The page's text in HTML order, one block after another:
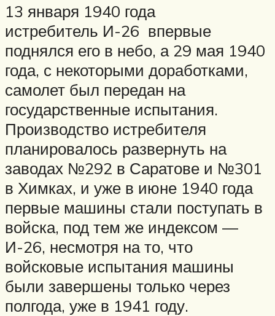
13 января 1940 года
истребитель И-26 впервые
поднялся его в небо, а 29 мая 1940
года, с некоторыми доработками,
самолет был передан на
государственные испытания.
Производство истребителя
планировалось развернуть на
заводах №292 в Саратове и №301
в Химках, и уже в июне 1940 года
первые машины стали поступать в
войска, под тем же индексом —
И-26, несмотря на то, что
войсковые испытания машины
были завершены только через
полгода, уже в 1941 году.